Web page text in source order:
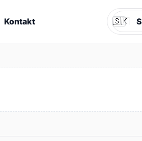
Kontakt Jazyk
🇸🇰